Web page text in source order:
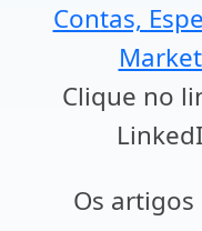
Contas,
Clique no
Os